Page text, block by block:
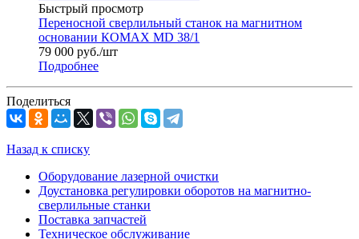
Быстрый просмотр
Переносной сверлильный станок на магнитном
основании КОМАХ МD 38/1
79 000 руб./шт
Подробнее
Поделиться
Назад к списку
Оборудование лазерной очистки
Доустановка регулировки оборотов на магнитно-
сверлильные станки
Поставка запчастей
Техническое обслуживание